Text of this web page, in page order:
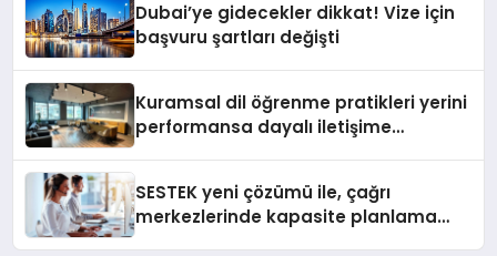
Dubai’ye gidecekler dikkat! Vize için
başvuru şartları değişti
Kuramsal dil öğrenme pratikleri yerini
performansa dayalı iletişime
SESTEK yeni çözümü ile, çağrı
merkezlerinde kapasite planlama